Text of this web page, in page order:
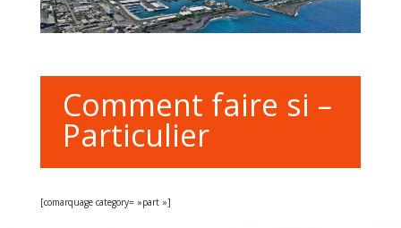
Comment faire si –
Particulier
[comarquage category= »part »]